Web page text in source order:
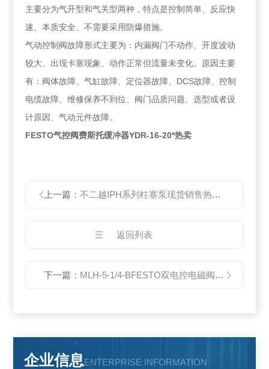
主要分为气开型和气关型两种，特点是控制简单、反应快
速、本质安全、不需要采用防爆措施。
气动控制阀故障形式主要为：内漏阀门不动作、开度波动
较大、出现卡塞现象、动作正常但流量未变化。原因主要
有：阀体故障、气缸故障、定位器故障、DCS故障、控制
电缆故障、维修保养不到位、阀门品质问题、选型或者设
计原因、气动元件故障。
FESTO气控阀费斯托缓冲器YDR-16-20*热卖
上一篇：不二越IPH系列柱塞泵现货销售热线021-62121286
返回列表
下一篇： MLH-5-1/4-BFESTO双电控电磁阀MLH-5-1/4-B销售平台
企业信息ENTERPRISE INFORMATION